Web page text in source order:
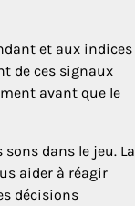
et aux indices
de ces signaux
avant que le
dans le jeu. La
aider à réagir
décisions